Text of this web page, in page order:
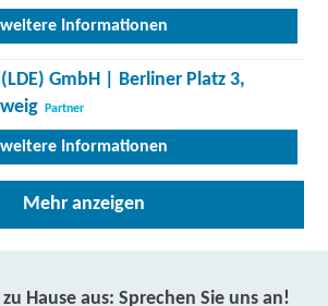
weitere Informationen
GmbH | Berliner Platz 3,
Partner
weitere Informationen
/ MegaKids Fortbildungs
19, 38100 BraunschweigPartner
Mehr anzeigen
Hause aus: Sprechen Sie uns an!